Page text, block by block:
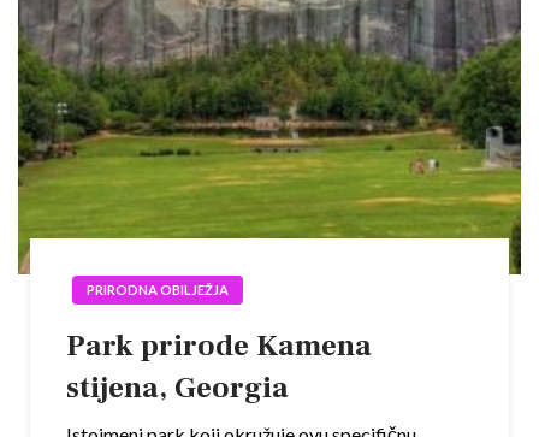
PRIRODNA OBILJEŽJA
Park prirode Kamena
stijena, Georgia